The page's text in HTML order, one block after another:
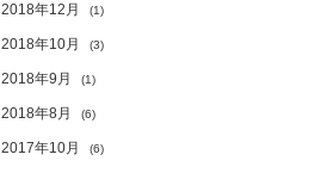
2018年12月 (1)
2018年10月 (3)
2018年9月 (1)
2018年8月 (6)
2017年10月 (6)